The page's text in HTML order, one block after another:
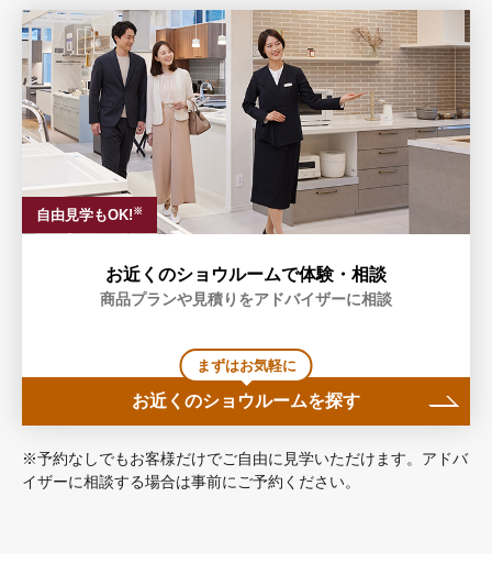
自由見学もOK! ※
お近くのショウルームで体験・相談
商品プランや見積りをアドバイザーに相談
まずはお気軽に
お近くのショウルームを探す
※予約なしでもお客様だけでご自由に見学いただけます。アドバ
イザーに相談する場合は事前にご予約ください。